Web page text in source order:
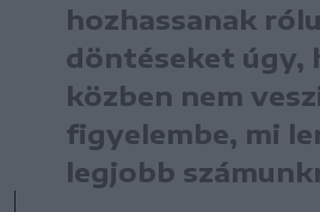
hozhassanak
döntéseket úgy,
közben nem
figyelembe, mi
legjobb